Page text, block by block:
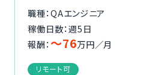
職種：QAエンジニア
稼働日数：週5日
報酬： 〜76万円／月
リモート可